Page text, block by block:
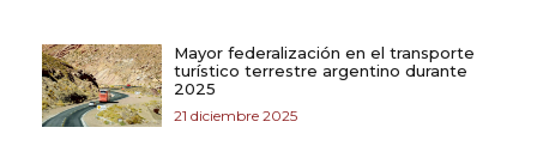
Mayor federalización en el transporte
turístico terrestre argentino durante
2025
21 diciembre 2025